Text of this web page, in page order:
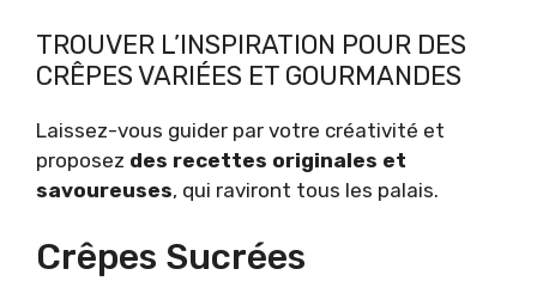
TROUVER L’INSPIRATION POUR DES
CRÊPES VARIÉES ET GOURMANDES
Laissez-vous guider par votre créativité et
proposez des recettes originales et
savoureuses, qui raviront tous les palais.
Crêpes Sucrées